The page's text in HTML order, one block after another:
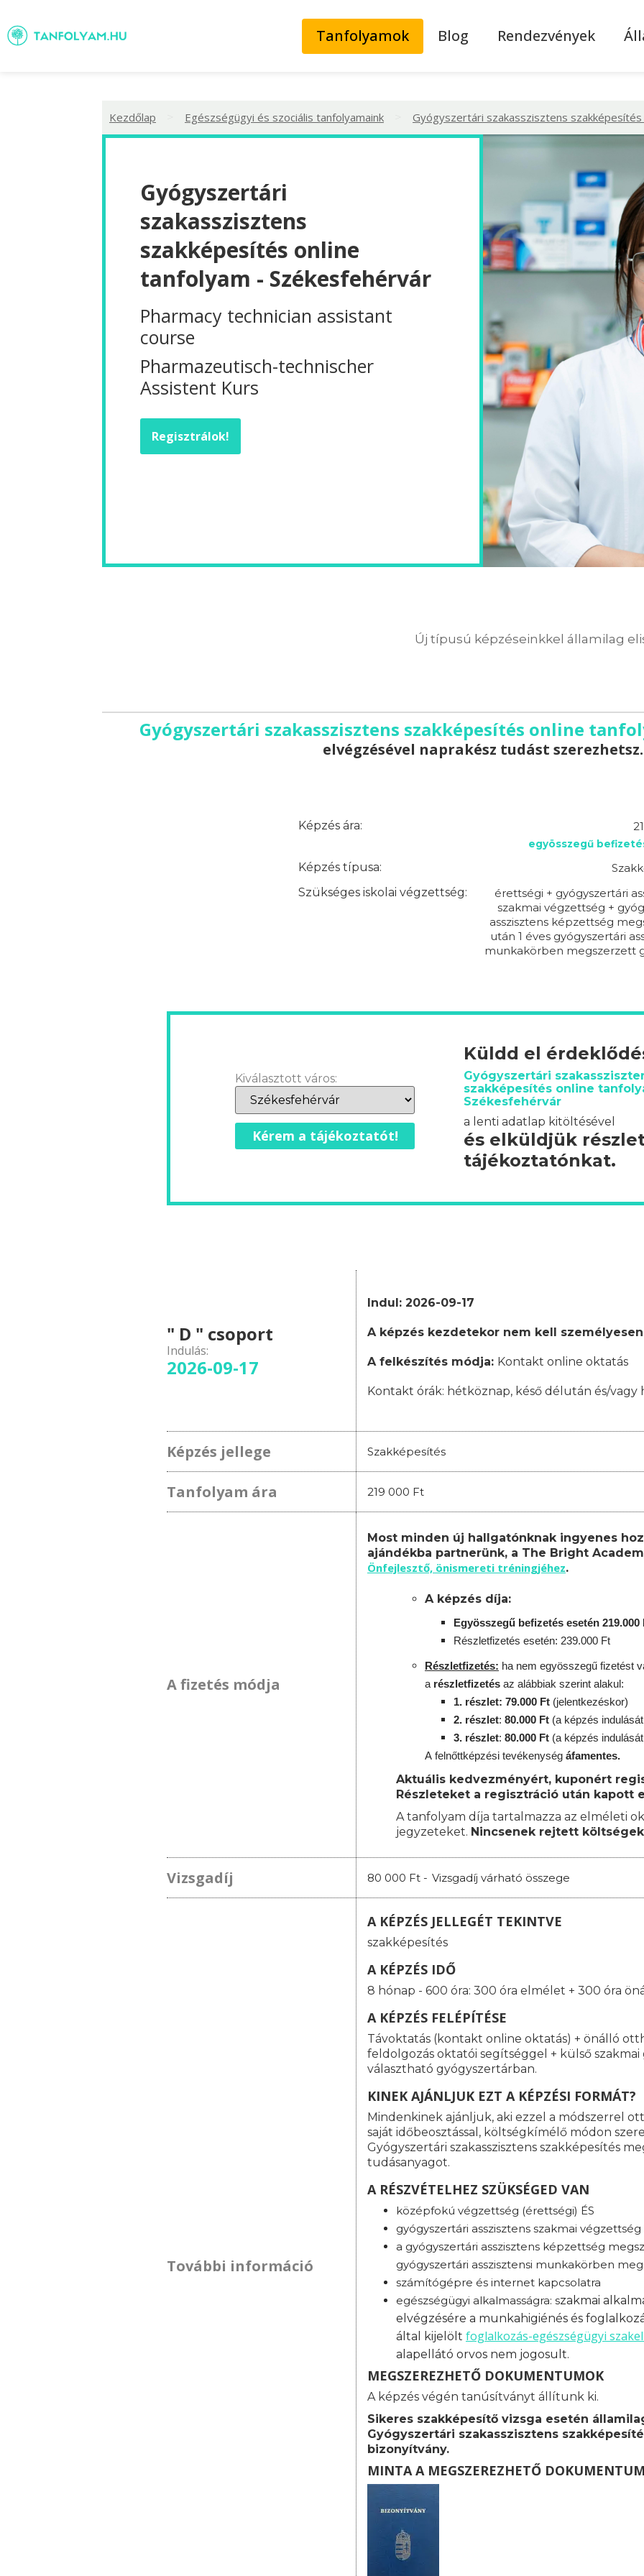
Tanfolyamok Blog Rendezvények
Kezdőlap Egészségügyi és szociális tanfolyamaink Gyógyszertári szakasszisztens szakképesítés
Gyógyszertári
szakasszisztens
szakképesítés online
tanfolyam - Székesfehérvár
Pharmacy technician assistant
course
Pharmazeutisch-technischer
Assistent Kurs
Regisztrálok!
Új típusú képzéseinkkel államilag
Gyógyszertári szakasszisztens szakképesítés online
elvégzésével naprakész tudást szerezhetsz.
Képzés ára:
egyösszegű
Képzés típusa:
Szükséges iskolai végzettség:
érettségi + gyógyszertári
szakmai végzettség +
asszisztens képzettség
után 1 éves gyógyszertári
munkakörben megszerzett
Kiválasztott város:
Kérem a tájékoztatót!
Küldd el
Gyógyszertári
szakképesítés online
Székesfehérvár
a lenti adatlap kitöltésével
és elküldjük
tájékoztatónkat.
" D " csoport
Indulás:
2026-09-17
Indul: 2026-09-17
A képzés kezdetekor nem kell
A felkészítés módja: Kontakt online oktatás
Kontakt órák: hétköznap, késő délután és/vagy
Képzés jellege Szakképesítés
Tanfolyam ára 219 000 Ft
A fizetés módja
Most minden új hallgatónknak ingyenes
ajándékba partnerünk, a The Bright
Önfejlesztő, önismereti tréningjéhez.
A képzés díja:
Egyösszegű befizetés esetén 219.000
Részletfizetés esetén: 239.000 Ft
Részletfizetés: ha nem egyösszegű fizetést
a részletfizetés az alábbiak szerint alakul:
1. részlet: 79.000 Ft (jelentkezéskor)
2. részlet: 80.000 Ft (a képzés
3. részlet: 80.000 Ft (a képzés
A felnőttképzési tevékenység áfamentes.
Aktuális kedvezményért, kuponért
Részleteket a regisztráció után kapott
A tanfolyam díja tartalmazza az elméleti
jegyzeteket. Nincsenek rejtett
Vizsgadíj 80 000 Ft - Vizsgadíj várható összege
További információ
A KÉPZÉS JELLEGÉT TEKINTVE
szakképesítés
A KÉPZÉS IDŐ
8 hónap - 600 óra: 300 óra elmélet + 300 óra
A KÉPZÉS FELÉPÍTÉSE
Távoktatás (kontakt online oktatás) + önálló
feldolgozás oktatói segítséggel + külső
választható gyógyszertárban.
KINEK AJÁNLJUK EZT A KÉPZÉSI FORMÁT?
Mindenkinek ajánljuk, aki ezzel a módszerrel
saját időbeosztással, költségkímélő módon
Gyógyszertári szakasszisztens szakképesítés
tudásanyagot.
A RÉSZVÉTELHEZ SZÜKSÉGED VAN
középfokú végzettség (érettségi) ÉS
gyógyszertári asszisztens szakmai végzettség
a gyógyszertári asszisztens képzettség
gyógyszertári asszisztensi munkakörben
számítógépre és internet kapcsolatra
egészségügyi alkalmasságra: szakmai
elvégzésére a munkahigiénés és
által kijelölt foglalkozás-egészségügyi
alapellátó orvos nem jogosult.
MEGSZEREZHETŐ DOKUMENTUMOK
A képzés végén tanúsítványt állítunk ki.
Sikeres szakképesítő vizsga esetén
Gyógyszertári szakasszisztens
bizonyítvány.
MINTA A MEGSZEREZHETŐ